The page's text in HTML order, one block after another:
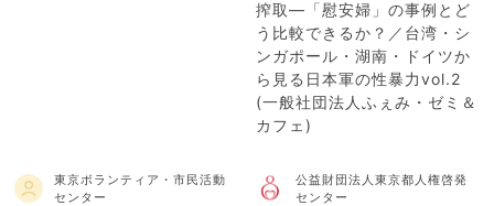
搾取―「慰安婦」の事例とど
う比較できるか？／台湾・シ
ンガポール・湖南・ドイツか
ら見る日本軍の性暴力vol.2
(一般社団法人ふぇみ・ゼミ＆
カフェ)
東京ボランティア・市民活動
センター
公益財団法人東京都人権啓発
センター